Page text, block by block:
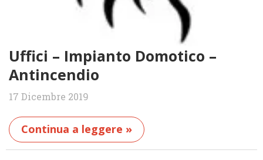
Uffici – Impianto Domotico –
Antincendio
17 Dicembre 2019
Continua a leggere »